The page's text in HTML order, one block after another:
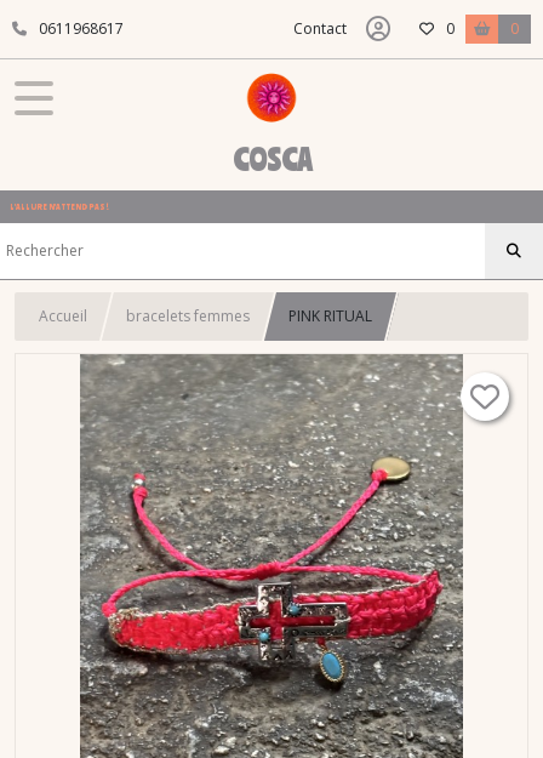
0611968617 Contact 0 0
COSCA
L'ALLURE N'ATTEND PAS !
Accueil bracelets femmes PINK RITUAL